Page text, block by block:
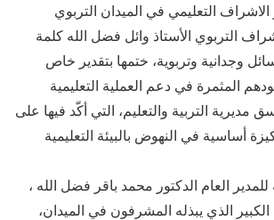
التربوي الأستاذ وائل فضل الله كلمة
وجدانية وتربوية، ختمها بتقدير خاص
مديرية التربية والتعليم، التي أكّد فيها على
أساسية في النهوض بالبيئة التعليمية
العام الدكتور محمد باقر فضل الله ،
الكبير الذي يبذله المشرفون في الميدان،